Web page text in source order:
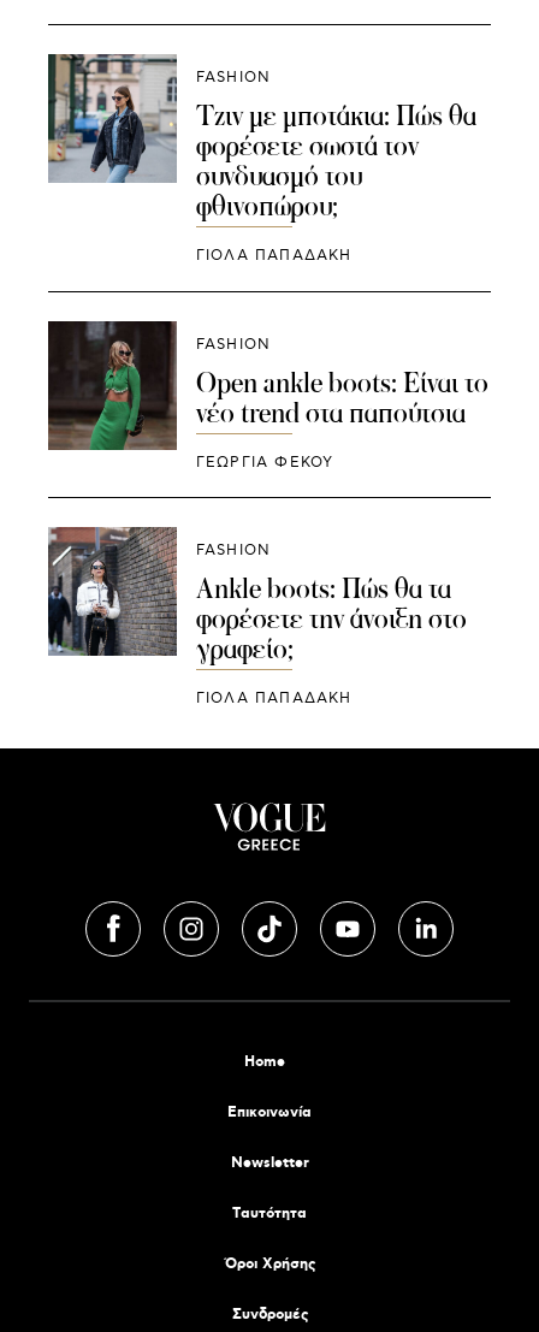
FASHION
Tζιν με μποτάκια: Πώς θα
φορέσετε σωστά τον
συνδυασμό του
φθινοπώρου;
ΓΙΌΛΑ ΠΑΠΑΔΆΚΗ
FASHION
Open ankle boots: Είναι το
νέο trend στα παπούτσια
ΓΕΩΡΓΙΑ ΦΕΚΟΥ
FASHION
Ankle boots: Πώς θα τα
φορέσετε την άνοιξη στο
γραφείο;
ΓΙΌΛΑ ΠΑΠΑΔΆΚΗ
Home
Επικοινωνία
Newsletter
Tαυτότητα
Όροι Χρήσης
Συνδρομές